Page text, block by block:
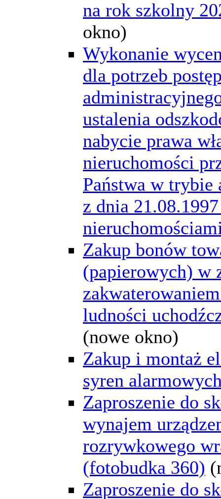
na rok szkolny
okno)
Wykonanie
dla potrzeb
ustalenia
nabycie prawa
nieruchomości
Państwa w trybie
z dnia
Zakup bonów
(papierowych) w
ludności
(nowe okno)
Zakup i montaż
syren
Zaproszenie do
wynajem
rozrywkowego
(fotobudka 360)
Zaproszenie do